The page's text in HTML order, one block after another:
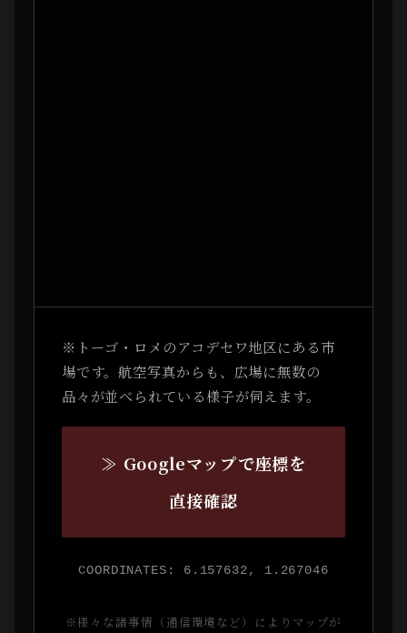
※トーゴ・ロメのアコデセワ地区にある市
場です。航空写真からも、広場に無数の
品々が並べられている様子が伺えます。
≫ Googleマップで座標を
直接確認
COORDINATES: 6.157632, 1.267046
※様々な諸事情（通信環境など）によりマップが